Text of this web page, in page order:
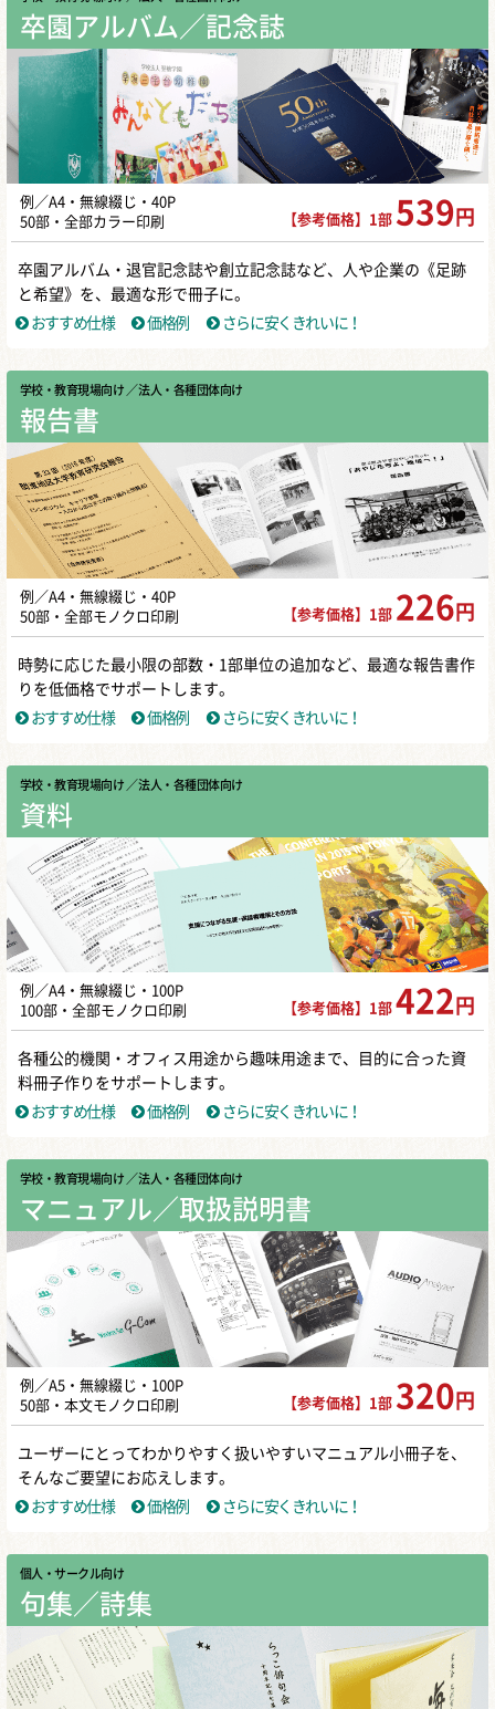
卒園アルバム／記念誌
例／A4・無線綴じ・40P
50部・全部カラー印刷
【参考価格】1部 539 円
卒園アルバム・退官記念誌や創立記念誌など、人や企業の《足跡
と希望》を、最適な形で冊子に。
おすすめ仕様
価格例 さらに安くきれいに！
学校・教育現場向け ／ 法人・各種団体向け
報告書
例／A4・無線綴じ・40P
50部・全部モノクロ印刷
【参考価格】1部 226 円
時勢に応じた最小限の部数・1部単位の追加など、最適な報告書作
りを低価格でサポートします。
おすすめ仕様
価格例 さらに安くきれいに！
学校・教育現場向け ／ 法人・各種団体向け
資料
例／A4・無線綴じ・100P
100部・全部モノクロ印刷
【参考価格】1部 422 円
各種公的機関・オフィス用途から趣味用途まで、目的に合った資
料冊子作りをサポートします。
おすすめ仕様
価格例 さらに安くきれいに！
学校・教育現場向け ／ 法人・各種団体向け
マニュアル／取扱説明書
例／A5・無線綴じ・100P
50部・本文モノクロ印刷
【参考価格】1部 320 円
ユーザーにとってわかりやすく扱いやすいマニュアル小冊子を、
そんなご要望にお応えします。
おすすめ仕様
価格例 さらに安くきれいに！
個人・サークル向け
句集／詩集